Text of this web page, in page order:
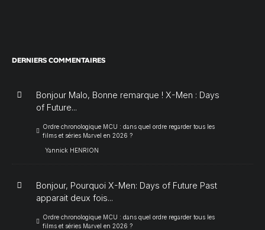
DERNIERS COMMENTAIRES
Bonjour Malo, Bonne remarque ! X-Men : Days
of Future...
Ordre chronologique MCU : dans quel ordre regarder tous les
films et séries Marvel en 2026 ?
Yannick HENRION
Bonjour, Pourquoi X-Men: Days of Future Past
apparait deux fois...
Ordre chronologique MCU : dans quel ordre regarder tous les
films et séries Marvel en 2026 ?